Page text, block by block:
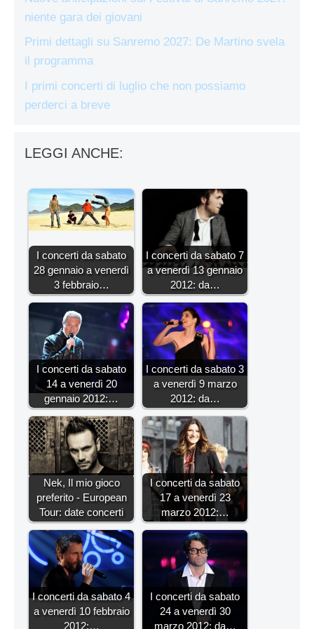
niente gara dei giovani
Primi dettagli su Sanremo 2027: De Martino svela
il programma
I primi concerti di luglio che non possiamo
perderci a breve
LEGGI ANCHE:
I concerti da sabato
28 gennaio a venerdì
3 febbraio…
I concerti da sabato 7
a venerdì 13 gennaio
2012: da…
I concerti da sabato
14 a venerdì 20
gennaio 2012:…
I concerti da sabato 3
a venerdì 9 marzo
2012: da…
Nek, Il mio gioco
preferito - European
Tour: date concerti
I concerti da sabato
17 a venerdì 23
marzo 2012:…
I concerti da sabato 4
a venerdì 10 febbraio
2012:…
I concerti da sabato
24 a venerdì 30
marzo 2012: da…